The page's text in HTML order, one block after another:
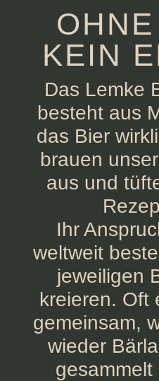
KEIN
Das Lemke
besteht aus
das Bier
brauen
aus und
Ihr
weltweit
jeweiligen
kreieren. Oft
gemeinsam,
wieder